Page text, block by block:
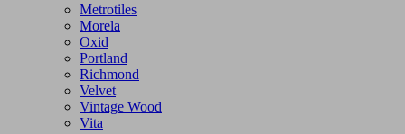
Metrotiles
Morela
Oxid
Portland
Richmond
Velvet
Vintage Wood
Vita